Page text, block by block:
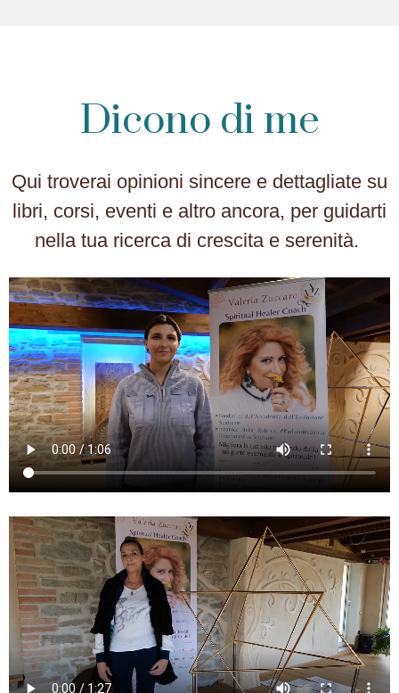
Dicono di me
Qui troverai opinioni sincere e dettagliate su
libri, corsi, eventi e altro ancora, per guidarti
nella tua ricerca di crescita e serenità.